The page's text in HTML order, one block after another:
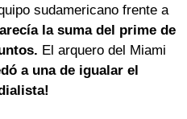
sudamericano frente a
la suma del prime de
El arquero del Miami
a una de igualar el